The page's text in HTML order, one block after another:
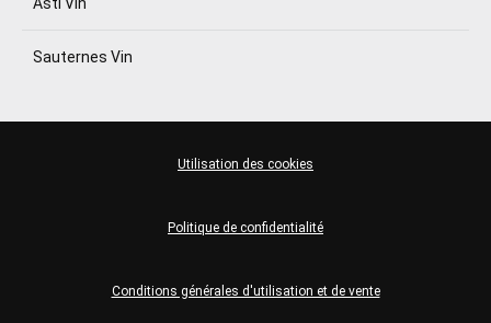
Sauternes Vin
Conditions générales d'utilisation et de vente
Politique de confidentialité
Utilisation des cookies